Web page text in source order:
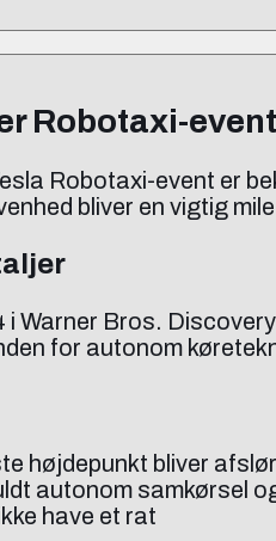
Robotaxi-
Robotaxi-event er
bliver en vigtig
i Warner Bros.
for autonom
højdepunkt bliver
autonom samkørsel
have et rat